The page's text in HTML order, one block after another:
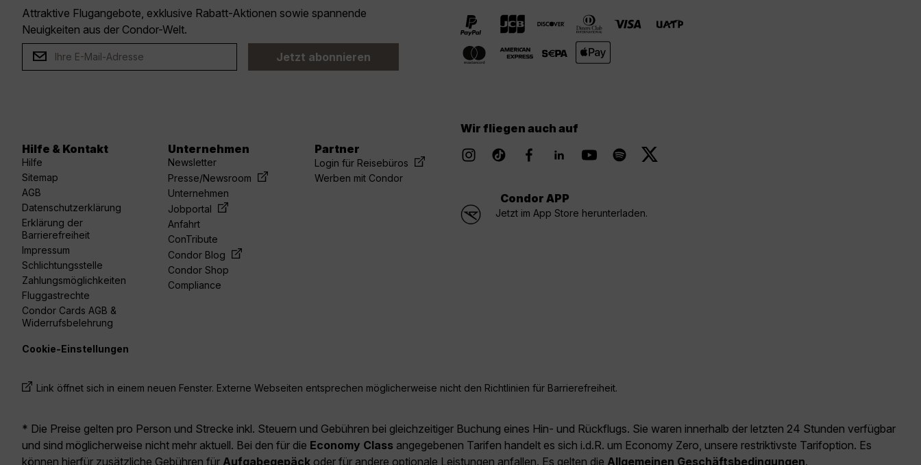
Attraktive Flugangebote, exklusive Rabatt-Aktionen sowie spannende
Neuigkeiten aus der Condor-Welt.
Jetzt abonnieren
Hilfe & Kontakt
Hilfe
Sitemap
AGB
Datenschutzerklärung
Erklärung der
Barrierefreiheit
Impressum
Schlichtungsstelle
Zahlungsmöglichkeiten
Fluggastrechte
Condor Cards AGB &
Widerrufsbelehrung
Unternehmen
Newsletter
Presse/Newsroom
Unternehmen
Jobportal
Anfahrt
ConTribute
Condor Blog
Condor Shop
Compliance
Partner
Login für Reisebüros
Werben mit Condor
Wir fliegen auch auf
Condor APP
Jetzt im App Store herunterladen.
Cookie-Einstellungen
Link öffnet sich in einem neuen Fenster. Externe Webseiten entsprechen möglicherweise nicht den Richtlinien für Barrierefreiheit.
* Die Preise gelten pro Person und Strecke inkl. Steuern und Gebühren bei gleichzeitiger Buchung eines Hin- und Rückflugs. Sie waren innerhalb der letzten 24 Stunden verfügbar
und sind möglicherweise nicht mehr aktuell. Bei den für die Economy Class angegebenen Tarifen handelt es sich i.d.R. um Economy Zero, unsere restriktivste Tarifoption. Es
können hierfür zusätzliche Gebühren für Aufgabegepäck oder für andere optionale Leistungen anfallen. Es gelten die Allgemeinen Geschäftsbedingungen.